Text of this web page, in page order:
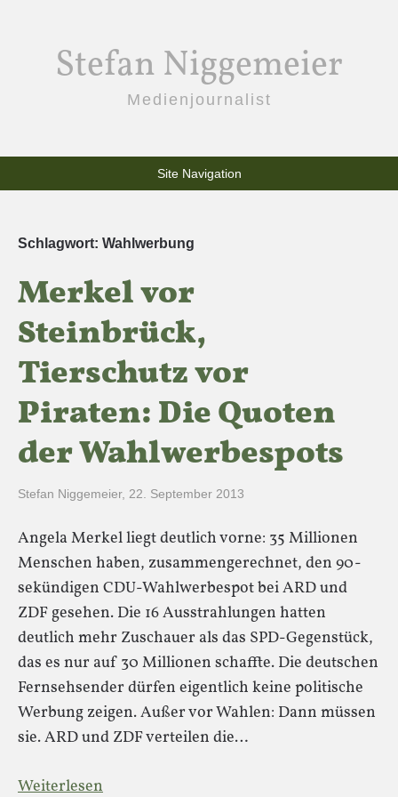
Stefan Niggemeier
Medienjournalist
Site Navigation
Schlagwort: Wahlwerbung
Merkel vor
Steinbrück,
Tierschutz vor
Piraten: Die Quoten
der Wahlwerbespots
Stefan Niggemeier, 22. September 2013
Angela Merkel liegt deutlich vorne: 35 Millionen
Menschen haben, zusammengerechnet, den 90-
sekündigen CDU-Wahlwerbespot bei ARD und
ZDF gesehen. Die 16 Ausstrahlungen hatten
deutlich mehr Zuschauer als das SPD-Gegenstück,
das es nur auf 30 Millionen schaffte. Die deutschen
Fernsehsender dürfen eigentlich keine politische
Werbung zeigen. Außer vor Wahlen: Dann müssen
sie. ARD und ZDF verteilen die…
Weiterlesen